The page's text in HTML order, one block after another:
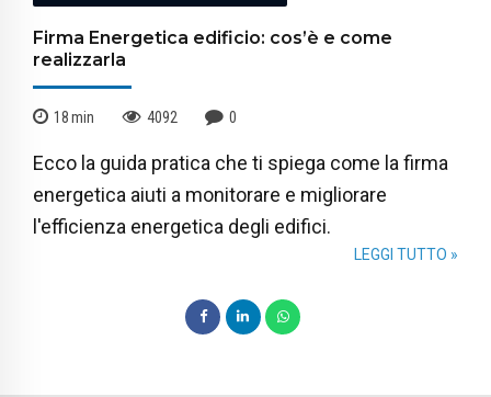
Firma Energetica edificio: cos’è e come
realizzarla
18min 4092 0
Ecco la guida pratica che ti spiega come la firma
energetica aiuti a monitorare e migliorare
l'efficienza energetica degli edifici.
LEGGI TUTTO »